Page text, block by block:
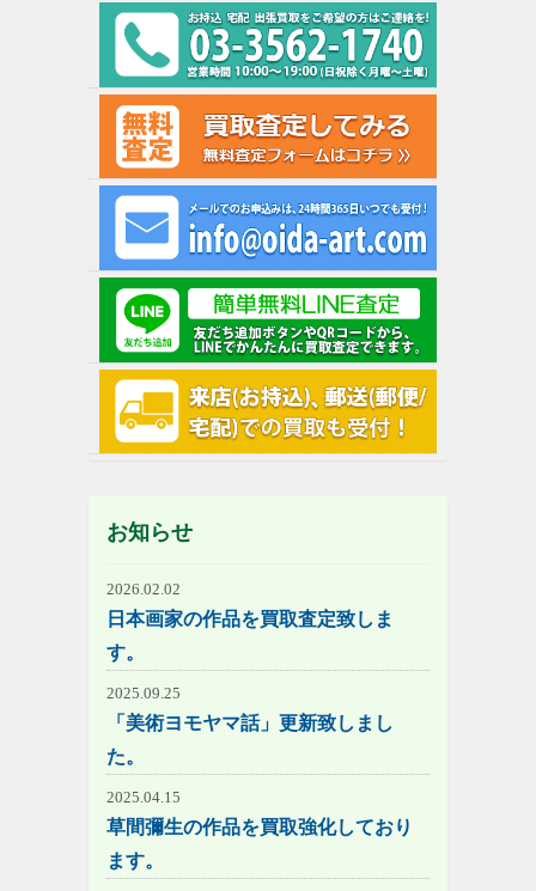
お知らせ
2026.02.02
日本画家の作品を買取査定致しま
す。
2025.09.25
「美術ヨモヤマ話」更新致しまし
た。
2025.04.15
草間彌生の作品を買取強化しており
ます。